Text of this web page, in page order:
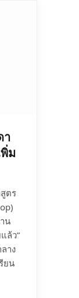
า
ม
ตร
น
ล้ว”
าง
ยน